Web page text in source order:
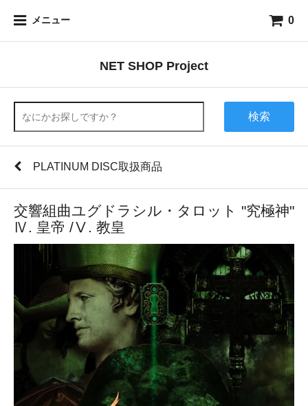
メニュー 0
NET SHOP Project
検索
PLATINUM DISC取扱商品
交響組曲ユグドラシル・タロット "究極神"
Ⅳ. 皇帝 /Ⅴ. 教皇